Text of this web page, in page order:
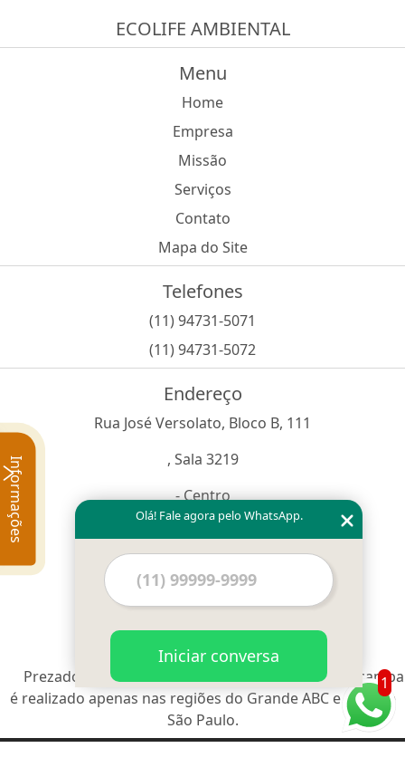
ECOLIFE AMBIENTAL
Menu
Home
Empresa
Missão
Serviços
Contato
Mapa do Site
Telefones
(11) 94731-5071
(11) 94731-5072
Endereço
Rua José Versolato, Bloco B, 111
, Sala 3219
- Centro
Prezado cliente, informamos que o serviço de Caçamba
é realizado apenas nas regiões do Grande ABC e Grande
São Paulo.
Informações
1
Olá! Fale agora pelo WhatsApp.
Iniciar conversa